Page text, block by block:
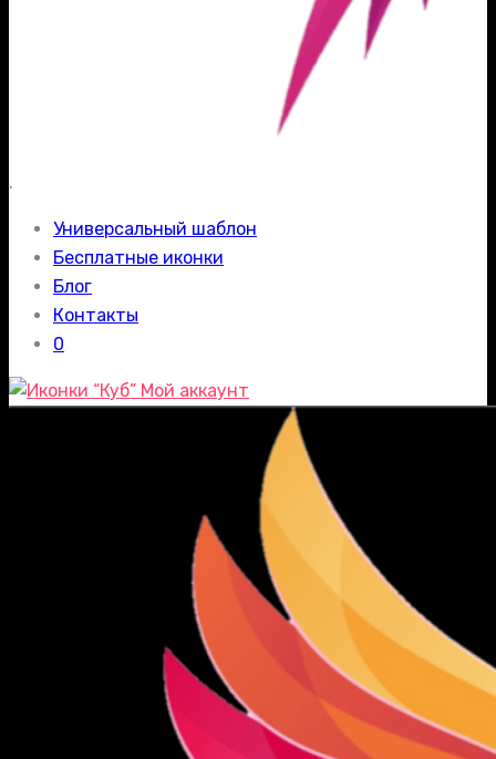
.
Универсальный шаблон
Бесплатные иконки
Блог
Контакты
0
Мой аккаунт